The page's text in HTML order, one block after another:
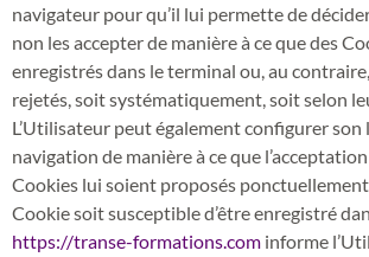
navigateur pour qu’il lui permette de
non les accepter de manière à ce que des
enregistrés dans le terminal ou, au
rejetés, soit systématiquement, soit selon
L’Utilisateur peut également configurer son
navigation de manière à ce que
Cookies lui soient proposés
Cookie soit susceptible d’être enregistré
https://transe-formations.com informe